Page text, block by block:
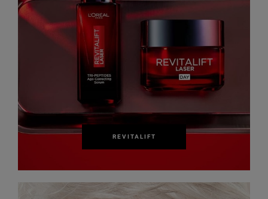
REVITALIFT